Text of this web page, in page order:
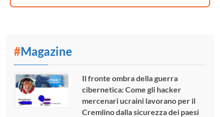
#Magazine
Il fronte ombra della guerra
cibernetica: Come gli hacker
mercenari ucraini lavorano per il
Cremlino dalla sicurezza dei paesi